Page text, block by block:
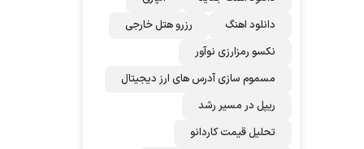
دانلود اهنگ
رزرو هتل خارجی
نکسو رمزارزی نوآور
مسموم سازی آدرس های ارز دیجیتال
ریپل در مسیر رشد
تحلیل قیمت کاردانو